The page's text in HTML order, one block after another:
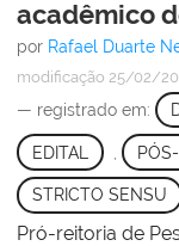
acadêmico
por Rafael Duarte
modificação 25/02/
— registrado em:
EDITAL
STRICTO SENSU
Pró-reitoria de